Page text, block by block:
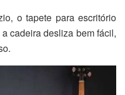
o tapete para escritório
cadeira desliza bem fácil,